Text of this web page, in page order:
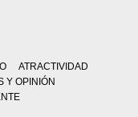
ATRACTIVIDAD
Y OPINIÓN